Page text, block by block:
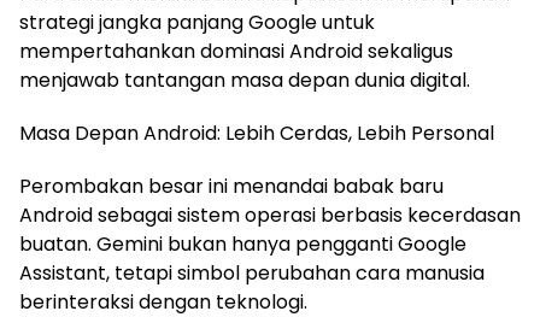
strategi jangka panjang Google untuk
mempertahankan dominasi Android sekaligus
menjawab tantangan masa depan dunia digital.
Masa Depan Android: Lebih Cerdas, Lebih Personal
Perombakan besar ini menandai babak baru
Android sebagai sistem operasi berbasis kecerdasan
buatan. Gemini bukan hanya pengganti Google
Assistant, tetapi simbol perubahan cara manusia
berinteraksi dengan teknologi.